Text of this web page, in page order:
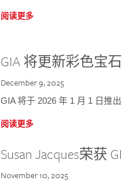
阅读更多
GIA 将更新彩色宝
December 9, 2025
GIA 将于 2026 年 1 月 1 日推
阅读更多
Susan Jacques荣获
November 10, 2025